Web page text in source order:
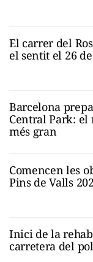
El carrer del
el sentit el 26
Barcelona
Central Park:
més gran
Comencen les
Pins de Valls
Inici de la
carretera del